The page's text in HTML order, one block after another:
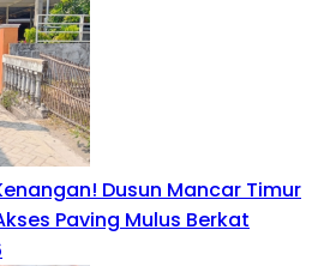
Dusun Mancar Timur
Paving Mulus Berkat